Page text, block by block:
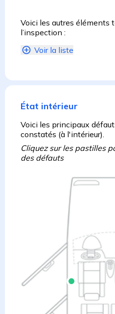
Voici les autres éléments
l’inspection :
Voir la liste
État intérieur
Voici les principaux
constatés (à l'intérieur).
Cliquez sur les pastilles
des défauts